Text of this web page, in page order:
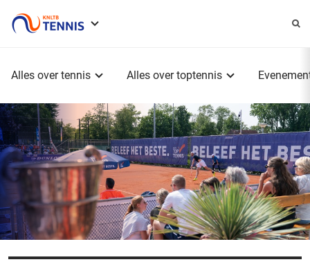
Alles over tennis Alles over toptennis